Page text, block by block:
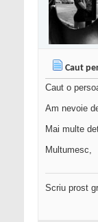
Caut
Caut o
Am nevoie
Mai multe
Multumesc,
Scriu prost